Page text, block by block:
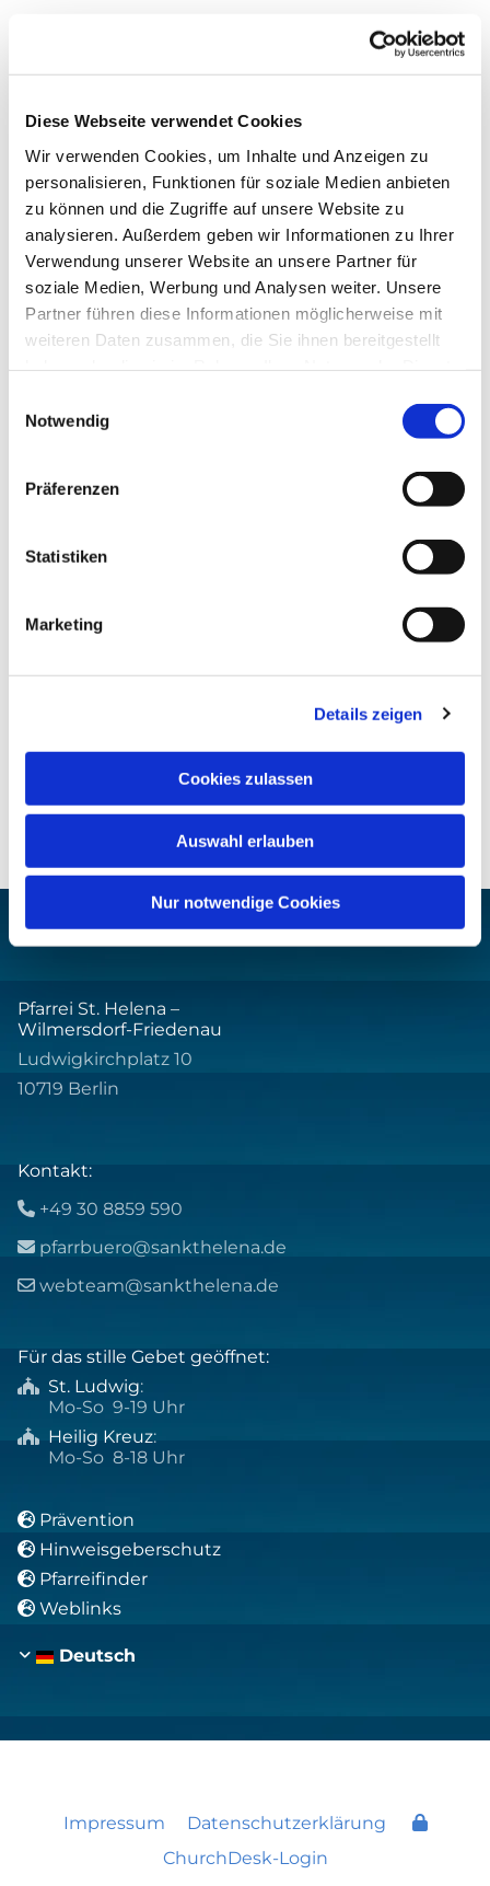
Diese Webseite verwendet Cookies
Wir verwenden Cookies, um Inhalte und Anzeigen zu
personalisieren, Funktionen für soziale Medien anbieten
zu können und die Zugriffe auf unsere Website zu
analysieren. Außerdem geben wir Informationen zu Ihrer
Verwendung unserer Website an unsere Partner für
soziale Medien, Werbung und Analysen weiter. Unsere
Partner führen diese Informationen möglicherweise mit
weiteren Daten zusammen, die Sie ihnen bereitgestellt
Notwendig
Präferenzen
Statistiken
Marketing
Details zeigen
Cookies zulassen
Auswahl erlauben
Nur notwendige Cookies
Dies könnte Sie auch
interessieren
Pfarrei St. Helena –
Wilmersdorf-Friedenau
Ludwigkirchplatz 10
10719 Berlin
Kontakt:
 +49 30 8859 590
 pfarrbuero@sankthelena.de
 webteam@sankthelena.de
Für das stille Gebet geöffnet:
 St. Ludwig:
Mo-So 9-19 Uhr
 Heilig Kreuz:
Mo-So 8-18 Uhr
 Prävention
 Hinweisgeberschutz
 Pfarreifinder
 Weblinks
Deutsch
Impressum
Datenschutzerklärung
ChurchDesk-Login